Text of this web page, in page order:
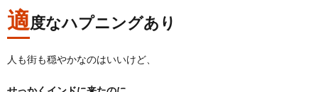
適度なハプニングあり
人も街も穏やかなのはいいけど、